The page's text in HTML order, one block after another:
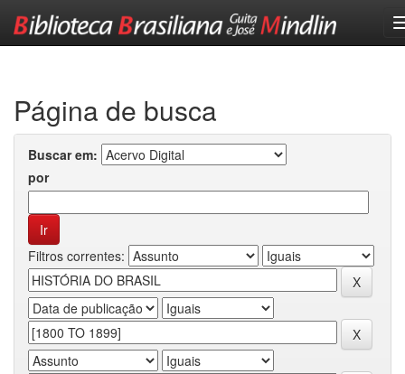
Página de busca
Buscar em:
por
Filtros correntes: